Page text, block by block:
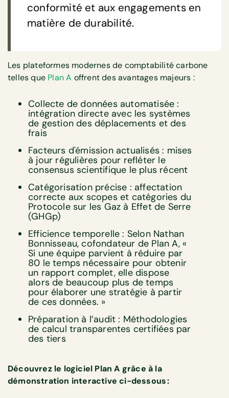
conformité et aux engagements en
matière de durabilité.
Les plateformes modernes de comptabilité carbone
telles que Plan A offrent des avantages majeurs :
Collecte de données automatisée :
intégration directe avec les systèmes
de gestion des déplacements et des
frais
Facteurs d'émission actualisés : mises
à jour régulières pour refléter le
consensus scientifique le plus récent
Catégorisation précise : affectation
correcte aux scopes et catégories du
Protocole sur les Gaz à Effet de Serre
(GHGp)
Efficience temporelle : Selon Nathan
Bonnisseau, cofondateur de Plan A, «
Si une équipe parvient à réduire par
80 le temps nécessaire pour obtenir
un rapport complet, elle dispose
alors de beaucoup plus de temps
pour élaborer une stratégie à partir
de ces données. »
Préparation à l’audit : Méthodologies
de calcul transparentes certifiées par
des tiers
Découvrez le logiciel Plan A grâce à la
démonstration interactive ci-dessous :